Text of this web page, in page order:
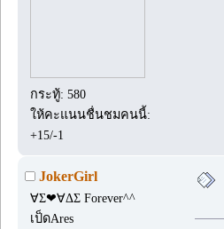
กระทู้: 580
ให้คะแนนชื่นชมคนนี้:
+15/-1
JokerGirl
∀Σ❤∀ΔΣ Forever^^
เป็ดAres